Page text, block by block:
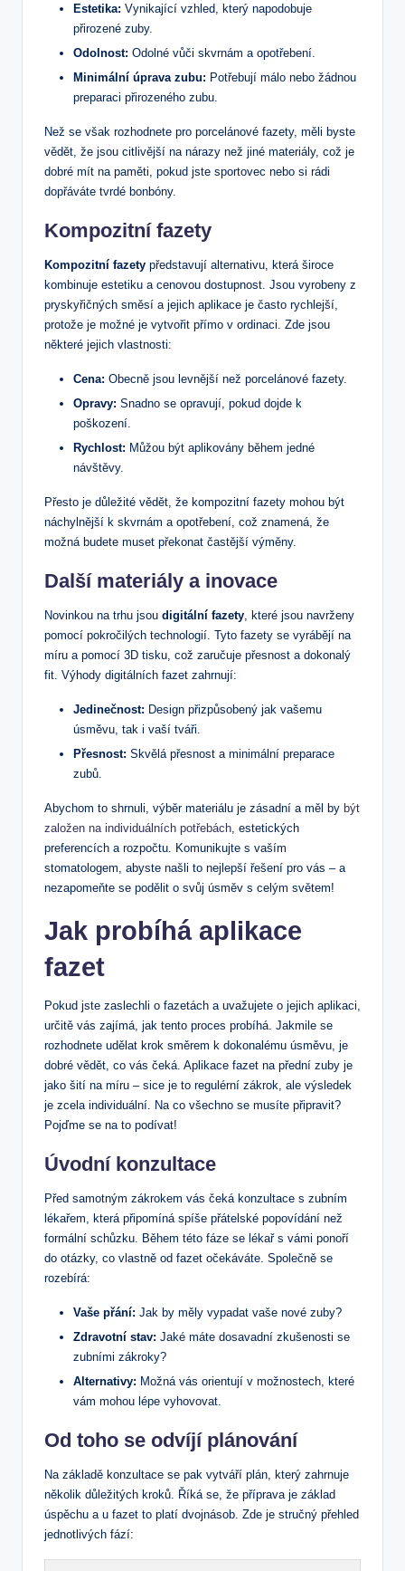
Estetika: Vynikající vzhled, který napodobuje
přirozené zuby.
Odolnost: Odolné vůči skvrnám a opotřebení.
Minimální úprava zubu: Potřebují málo nebo žádnou
preparaci přirozeného zubu.
Než se však rozhodnete pro porcelánové fazety, měli byste
vědět, že jsou citlivější na nárazy než jiné materiály, což je
dobré mít na paměti, pokud jste sportovec nebo si rádi
dopřáváte tvrdé bonbóny.
Kompozitní fazety
Kompozitní fazety představují alternativu, která široce
kombinuje estetiku a cenovou dostupnost. Jsou vyrobeny z
pryskyřičných směsí a jejich aplikace je často rychlejší,
protože je možné je vytvořit přímo v ordinaci. Zde jsou
některé jejich vlastnosti:
Cena: Obecně jsou levnější než porcelánové fazety.
Opravy: Snadno se opravují, pokud dojde k
poškození.
Rychlost: Můžou být aplikovány během jedné
návštěvy.
Přesto je důležité vědět, že kompozitní fazety mohou být
náchylnější k skvrnám a opotřebení, což znamená, že
možná budete muset překonat častější výměny.
Další materiály a inovace
Novinkou na trhu jsou digitální fazety, které jsou navrženy
pomocí pokročilých technologií. Tyto fazety se vyrábějí na
míru a pomocí 3D tisku, což zaručuje přesnost a dokonalý
fit. Výhody digitálních fazet zahrnují:
Jedinečnost: Design přizpůsobený jak vašemu
úsměvu, tak i vaší tváři.
Přesnost: Skvělá přesnost a minimální preparace
zubů.
Abychom to shrnuli, výběr materiálu je zásadní a měl by být
založen na individuálních potřebách, estetických
preferencích a rozpočtu. Komunikujte s vaším
stomatologem, abyste našli to nejlepší řešení pro vás – a
nezapomeňte se podělit o svůj úsměv s celým světem!
Jak probíhá aplikace
fazet
Pokud jste zaslechli o fazetách a uvažujete o jejich aplikaci,
určitě vás zajímá, jak tento proces probíhá. Jakmile se
rozhodnete udělat krok směrem k dokonalému úsměvu, je
dobré vědět, co vás čeká. Aplikace fazet na přední zuby je
jako šití na míru – sice je to regulérní zákrok, ale výsledek
je zcela individuální. Na co všechno se musíte připravit?
Pojďme se na to podívat!
Úvodní konzultace
Před samotným zákrokem vás čeká konzultace s zubním
lékařem, která připomíná spíše přátelské popovídání než
formální schůzku. Během této fáze se lékař s vámi ponoří
do otázky, co vlastně od fazet očekáváte. Společně se
rozebírá:
Vaše přání: Jak by měly vypadat vaše nové zuby?
Zdravotní stav: Jaké máte dosavadní zkušenosti se
zubními zákroky?
Alternativy: Možná vás orientují v možnostech, které
vám mohou lépe vyhovovat.
Od toho se odvíjí plánování
Na základě konzultace se pak vytváří plán, který zahrnuje
několik důležitých kroků. Říká se, že příprava je základ
úspěchu a u fazet to platí dvojnásob. Zde je stručný přehled
jednotlivých fází: